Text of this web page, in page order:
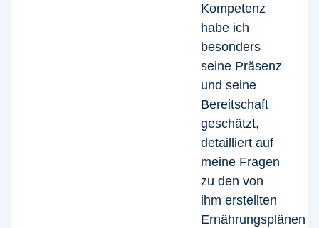
Kompetenz
habe ich
besonders
seine Präsenz
und seine
Bereitschaft
geschätzt,
detailliert auf
meine Fragen
zu den von
ihm erstellten
Ernährungsplänen